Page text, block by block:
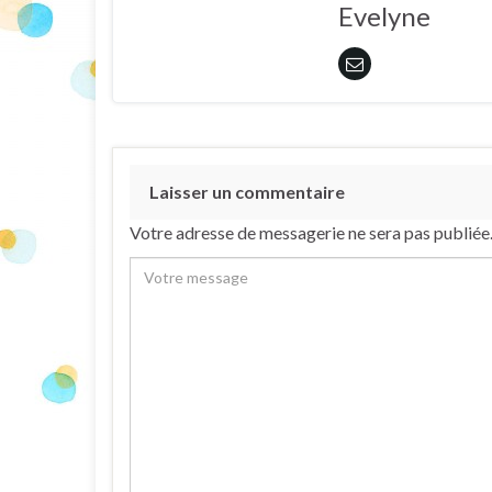
Evelyne
Laisser un commentaire
Votre adresse de messagerie ne sera pas publiée.